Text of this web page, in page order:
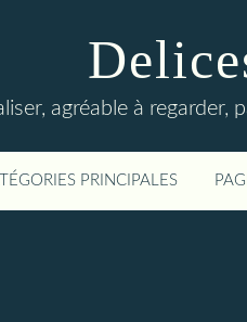
agréable à
PRINCIPALES